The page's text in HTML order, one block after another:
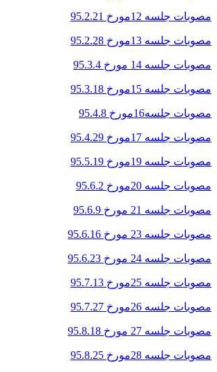
مصوبات جلسه 12مورخ 95.2.21
مصوبات جلسه 13مورخ 95.2.28
مصوبات جلسه 14 مورخ 95.3.4
مصوبات جلسه 15مورخ 95.3.18
مصوبات جلسه16مورخ 95.4.8
مصوبات جلسه 17مورخ 95.4.29
مصوبات جلسه 19مورخ 95.5.19
مصوبات جلسه 20مورخ 95.6.2
مصوبات جلسه 21 مورخ 95.6.9
مصوبات جلسه 23 مورخ 95.6.16
مصوبات جلسه 24 مورخ 95.6.23
مصوبات جلسه 25مورخ 95.7.13
مصوبات جلسه 26مورخ 95.7.27
مصوبات جلسه 27 مورخ 95.8.18
مصوبات جلسه 28مورخ 95.8.25